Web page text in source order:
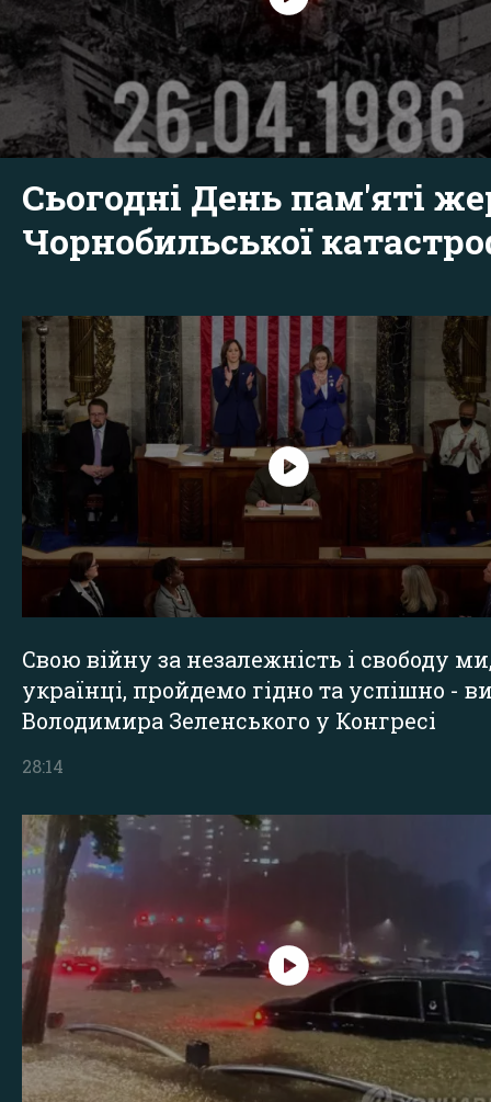
Сьогодні День пам'яті
Чорнобильської
Свою війну за незалежність і свободу
українці, пройдемо гідно та успішно -
Володимира Зеленського у Конгресі
28:14